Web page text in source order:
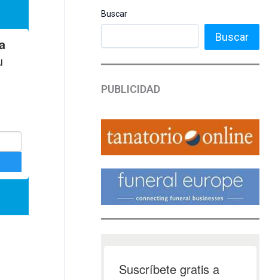
Buscar
Buscar
PUBLICIDAD